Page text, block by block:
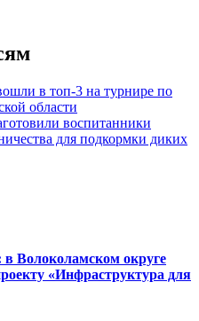
в топ-3 на турнире по
области
воспитанники
для подкормки диких
Волоколамском округе
«Инфраструктура для